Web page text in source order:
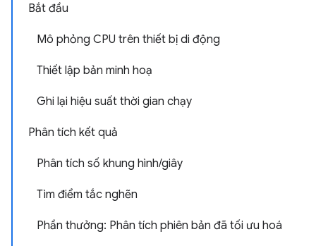
Bắt đầu
Mô phỏng CPU trên thiết bị di động
Thiết lập bản minh hoạ
Ghi lại hiệu suất thời gian chạy
Phân tích kết quả
Phân tích số khung hình/giây
Tìm điểm tắc nghẽn
Phần thưởng: Phân tích phiên bản đã tối ưu hoá